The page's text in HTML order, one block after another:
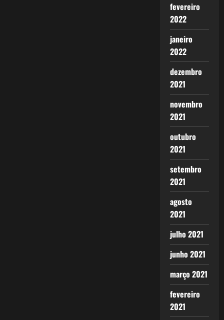
fevereiro
2022
janeiro
2022
dezembro
2021
novembro
2021
outubro
2021
setembro
2021
agosto
2021
julho 2021
junho 2021
março 2021
fevereiro
2021